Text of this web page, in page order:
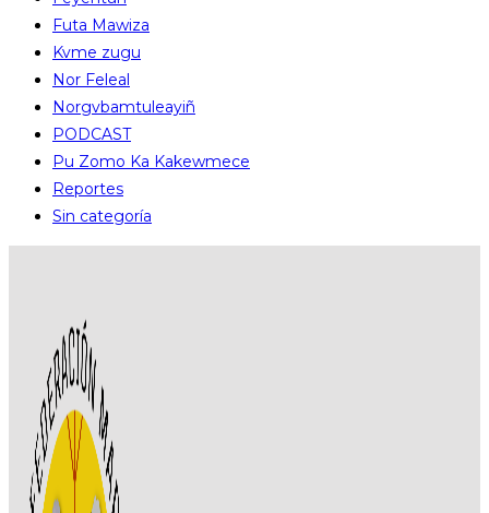
Futa Mawiza
Kvme zugu
Nor Feleal
Norgvbamtuleayiñ
PODCAST
Pu Zomo Ka Kakewmece
Reportes
Sin categoría